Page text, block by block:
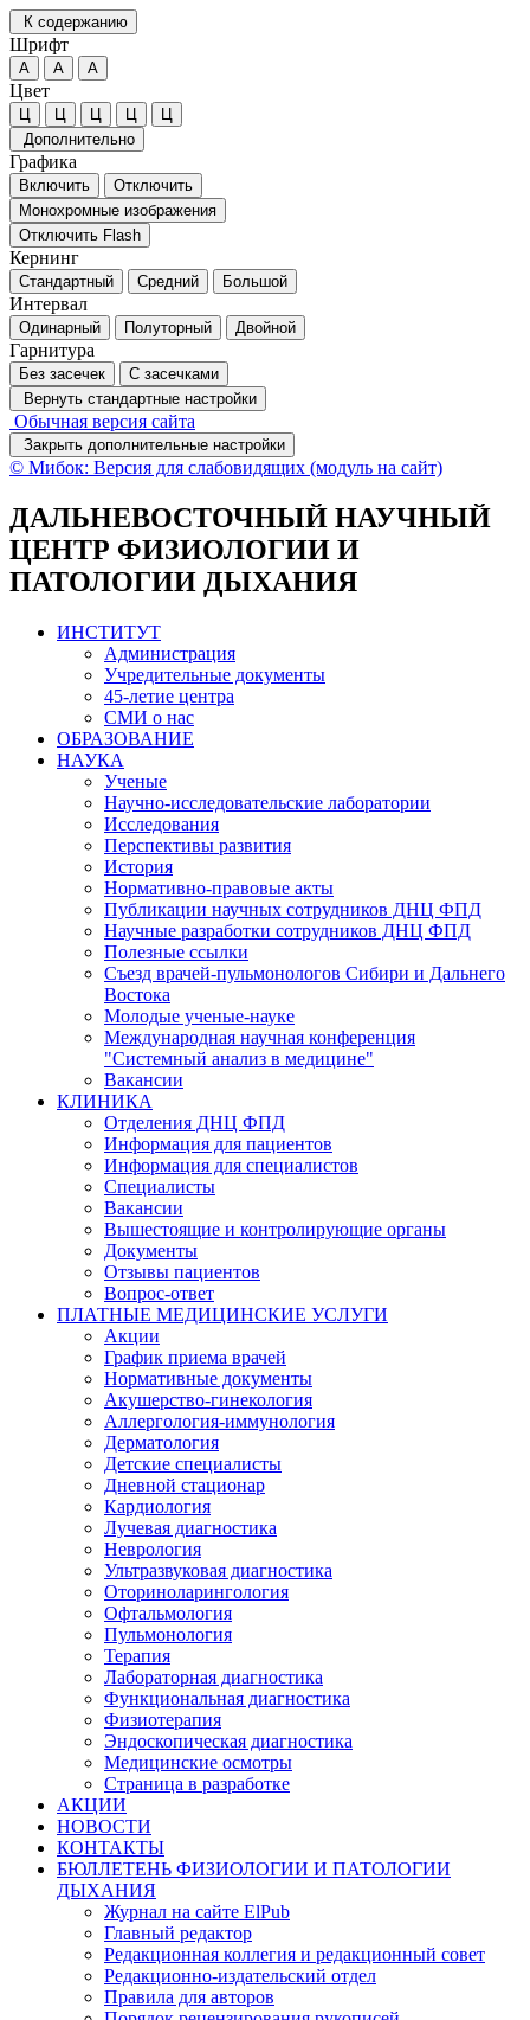
К содержанию
Шрифт
А А А
Цвет
Ц Ц Ц Ц
Ц
Дополнительно
Графика
Включить
Отключить
Монохромные изображения
Отключить Flash
Кернинг
Стандартный Средний Большой
Интервал
Одинарный Полуторный Двойной
Гарнитура
Без засечек
С засечками
Вернуть стандартные настройки
Обычная версия сайта
Закрыть дополнительные настройки
© Мибок: Версия для слабовидящих (модуль на сайт)
ДАЛЬНЕВОСТОЧНЫЙ НАУЧНЫЙ
ЦЕНТР ФИЗИОЛОГИИ И
ПАТОЛОГИИ ДЫХАНИЯ
ИНСТИТУТ
Администрация
Учредительные документы
45-летие центра
СМИ о нас
ОБРАЗОВАНИЕ
НАУКА
Ученые
Научно-исследовательские лаборатории
Исследования
Перспективы развития
История
Нормативно-правовые акты
Публикации научных сотрудников ДНЦ ФПД
Научные разработки сотрудников ДНЦ ФПД
Полезные ссылки
Съезд врачей-пульмонологов Сибири и Дальнего
Востока
Молодые ученые-науке
Международная научная конференция
"Системный анализ в медицине"
Вакансии
КЛИНИКА
Отделения ДНЦ ФПД
Информация для пациентов
Информация для специалистов
Специалисты
Вакансии
Вышестоящие и контролирующие органы
Документы
Отзывы пациентов
Вопрос-ответ
ПЛАТНЫЕ МЕДИЦИНСКИЕ УСЛУГИ
Акции
График приема врачей
Нормативные документы
Акушерство-гинекология
Аллергология-иммунология
Дерматология
Детские специалисты
Дневной стационар
Кардиология
Лучевая диагностика
Неврология
Ультразвуковая диагностика
Оториноларингология
Офтальмология
Пульмонология
Терапия
Лабораторная диагностика
Функциональная диагностика
Физиотерапия
Эндоскопическая диагностика
Медицинские осмотры
Страница в разработке
АКЦИИ
НОВОСТИ
КОНТАКТЫ
БЮЛЛЕТЕНЬ ФИЗИОЛОГИИ И ПАТОЛОГИИ
ДЫХАНИЯ
Журнал на сайте ElPub
Главный редактор
Редакционная коллегия и редакционный совет
Редакционно-издательский отдел
Правила для авторов